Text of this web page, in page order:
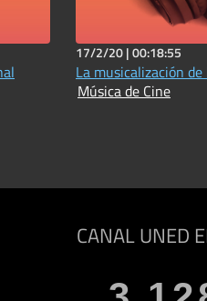
17/2/20 |00:18:55
La musicalización
Música de Cine
CANAL UNED